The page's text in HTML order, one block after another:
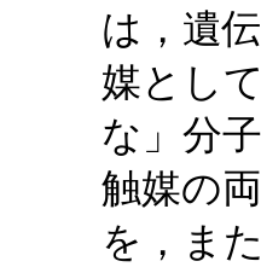
は，遺
媒とし
な」分
触媒の
を，ま